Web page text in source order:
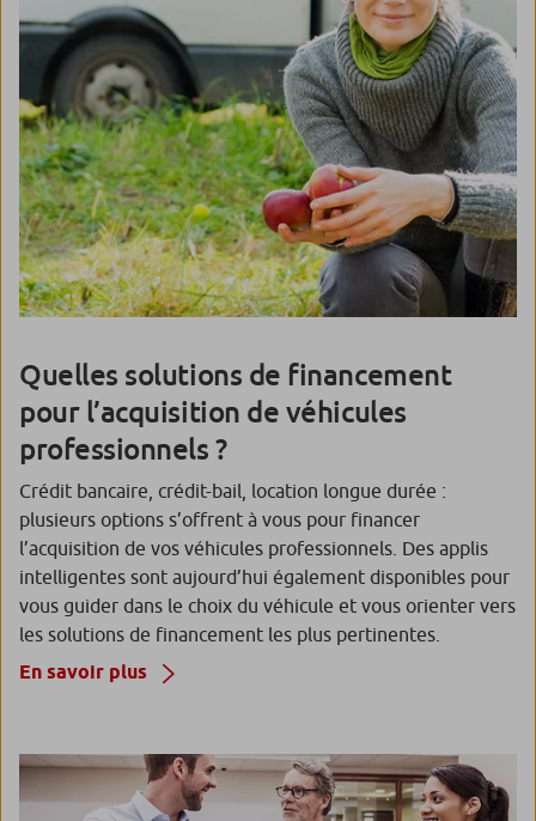
Quelles solutions de financement
pour l’acquisition de véhicules
professionnels ?
Crédit bancaire, crédit-bail, location longue durée :
plusieurs options s’offrent à vous pour financer
l’acquisition de vos véhicules professionnels. Des applis
intelligentes sont aujourd’hui également disponibles pour
vous guider dans le choix du véhicule et vous orienter vers
les solutions de financement les plus pertinentes.
En savoir plus